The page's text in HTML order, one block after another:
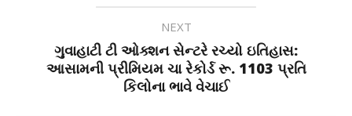
NEXT
ગુવાહાટી ટી ઓક્શન સેન્ટરે રચ્યો ઇતિહાસ:
આસામની પ્રીમિયમ ચા રેકોર્ડ રૂ. 1103 પ્રતિ
કિલોના ભાવે વેચાઈ